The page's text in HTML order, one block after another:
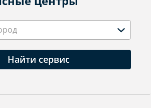
Найти сервис